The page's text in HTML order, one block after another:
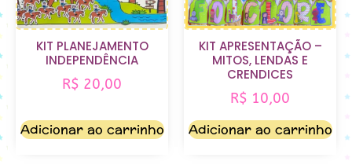
KIT PLANEJAMENTO
INDEPENDÊNCIA
R$ 20,00
Adicionar ao carrinho
KIT APRESENTAÇÃO –
MITOS, LENDAS E
CRENDICES
R$ 10,00
Adicionar ao carrinho